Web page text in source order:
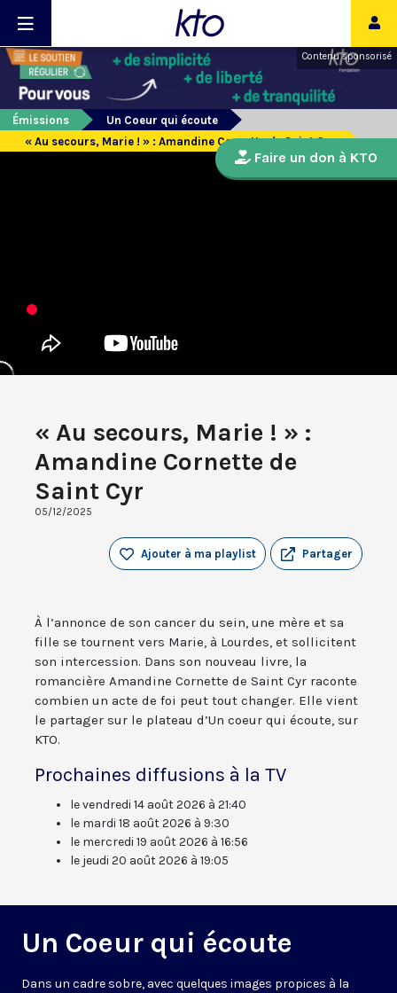
Contenu sponsorisé
Émissions
Un Coeur qui écoute
« Au secours, Marie ! » : Amandine Cornette de Saint Cyr
« Au secours, Marie ! » :
Amandine Cornette de
Saint Cyr
05/12/2025
Partager
Ajouter à ma playlist
À l’annonce de son cancer du sein, une mère et sa
fille se tournent vers Marie, à Lourdes, et sollicitent
son intercession. Dans son nouveau livre, la
romancière Amandine Cornette de Saint Cyr raconte
combien un acte de foi peut tout changer. Elle vient
le partager sur le plateau d’Un coeur qui écoute, sur
KTO.
Prochaines diffusions à la TV
le vendredi 14 août 2026 à 21:40
le mardi 18 août 2026 à 9:30
le mercredi 19 août 2026 à 16:56
le jeudi 20 août 2026 à 19:05
Un Coeur qui écoute
Dans un cadre sobre, avec quelques images propices à la
Faire un don à KTO